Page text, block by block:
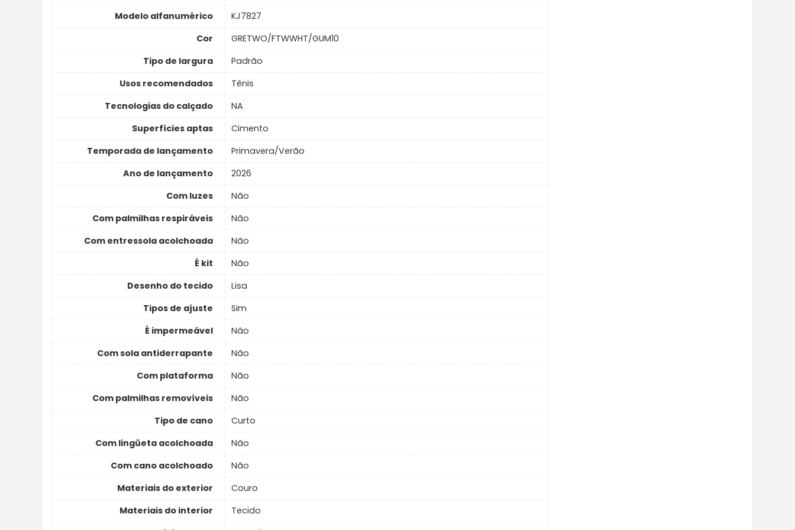
Modelo alfanumérico
KJ7827
Cor
GRETWO/FTWWHT/GUM10
Tipo de largura
Padrão
Usos recomendados
Tênis
Tecnologias do calçado
NA
Superfícies aptas
Cimento
Temporada de lançamento
Primavera/Verão
Ano de lançamento
2026
Com luzes
Não
Com palmilhas respiráveis
Não
Com entressola acolchoada
Não
É kit
Não
Desenho do tecido
Lisa
Tipos de ajuste
Sim
É impermeável
Não
Com sola antiderrapante
Não
Com plataforma
Não
Com palmilhas removíveis
Não
Tipo de cano
Curto
Com lingüeta acolchoada
Não
Com cano acolchoado
Não
Materiais do exterior
Couro
Materiais do interior
Tecido